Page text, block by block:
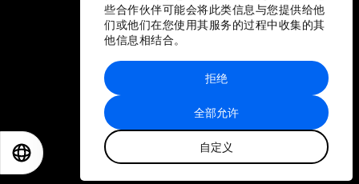
些合作伙伴可能会将此类信息与您提供给他
们或他们在您使用其服务的过程中收集的其
他信息相结合。
全部允许
自定义
拒绝
站点地图
世界经济论坛